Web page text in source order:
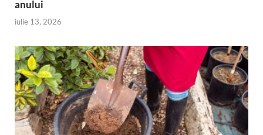
anului
iulie 13, 2026